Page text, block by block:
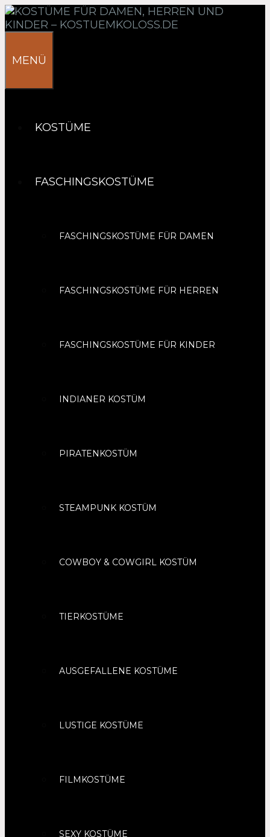
Springe
zum
MENÜ
KOSTÜME
FASCHINGSKOSTÜME
FASCHINGSKOSTÜME FÜR DAMEN
FASCHINGSKOSTÜME FÜR HERREN
FASCHINGSKOSTÜME FÜR KINDER
INDIANER KOSTÜM
PIRATENKOSTÜM
STEAMPUNK KOSTÜM
COWBOY & COWGIRL KOSTÜM
TIERKOSTÜME
AUSGEFALLENE KOSTÜME
LUSTIGE KOSTÜME
FILMKOSTÜME
SEXY KOSTÜME